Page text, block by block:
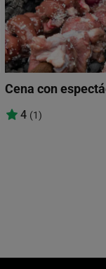
Cena con
4 (1)